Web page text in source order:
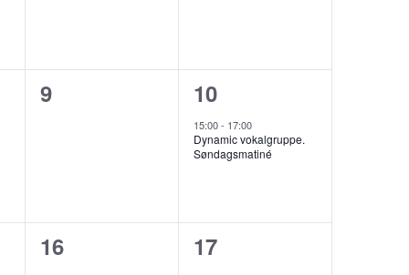
0
9
1
begivenhed,
10
15:00- 17:00
Dynamic vokalgruppe.
Søndagsmatiné
0
16
0
17